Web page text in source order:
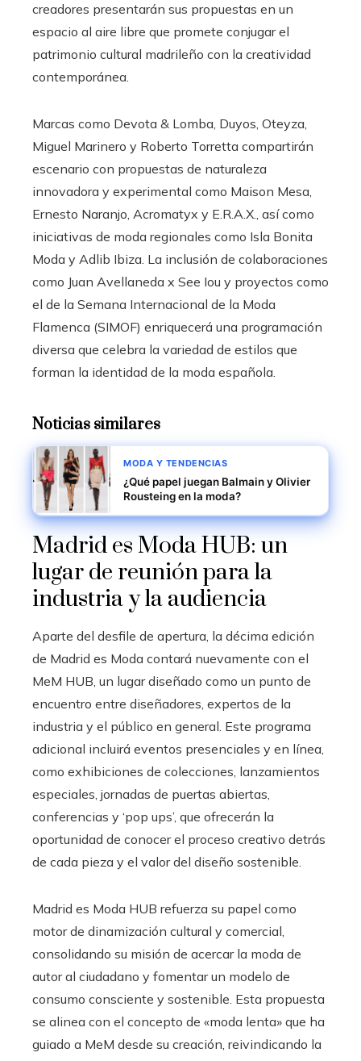
creadores presentarán sus propuestas en un
espacio al aire libre que promete conjugar el
patrimonio cultural madrileño con la creatividad
contemporánea.
Marcas como Devota & Lomba, Duyos, Oteyza,
Miguel Marinero y Roberto Torretta compartirán
escenario con propuestas de naturaleza
innovadora y experimental como Maison Mesa,
Ernesto Naranjo, Acromatyx y E.R.A.X., así como
iniciativas de moda regionales como Isla Bonita
Moda y Adlib Ibiza. La inclusión de colaboraciones
como Juan Avellaneda x See Iou y proyectos como
el de la Semana Internacional de la Moda
Flamenca (SIMOF) enriquecerá una programación
diversa que celebra la variedad de estilos que
forman la identidad de la moda española.
Noticias similares
MODA Y TENDENCIAS
¿Qué papel juegan Balmain y Olivier
Rousteing en la moda?
Madrid es Moda HUB: un
lugar de reunión para la
industria y la audiencia
Aparte del desfile de apertura, la décima edición
de Madrid es Moda contará nuevamente con el
MeM HUB, un lugar diseñado como un punto de
encuentro entre diseñadores, expertos de la
industria y el público en general. Este programa
adicional incluirá eventos presenciales y en línea,
como exhibiciones de colecciones, lanzamientos
especiales, jornadas de puertas abiertas,
conferencias y ‘pop ups’, que ofrecerán la
oportunidad de conocer el proceso creativo detrás
de cada pieza y el valor del diseño sostenible.
Madrid es Moda HUB refuerza su papel como
motor de dinamización cultural y comercial,
consolidando su misión de acercar la moda de
autor al ciudadano y fomentar un modelo de
consumo consciente y sostenible. Esta propuesta
se alinea con el concepto de «moda lenta» que ha
guiado a MeM desde su creación, reivindicando la